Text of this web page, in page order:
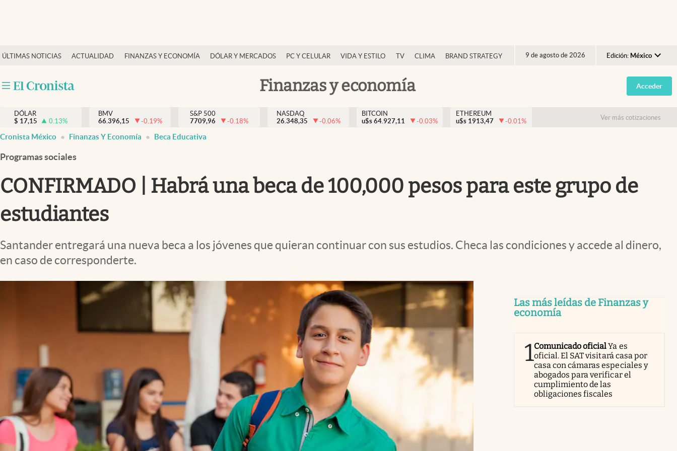
ÚLTIMAS NOTICIAS ACTUALIDAD FINANZAS Y ECONOMÍA DÓLAR Y MERCADOS PC Y CELULAR VIDA Y ESTILO TV CLIMA BRAND STRATEGY 9 de agosto de 2026 Edición: México
Argentina
España
USA
Finanzas y economía
Actualidad
Internacionales
Opinión
Brand Strategy
Vida y estilo
Tv
Espiritualidad
Acceder
DÓLAR
$ 17,15 0.13%
BMV
66.396,15
-0.19%
S&P 500
7709,96
-0.18%
NASDAQ
26.348,35
-0.06%
BITCOIN
u$s 64.927,11 -0.03%
ETHEREUM
u$s 1913,47 -0.01% Ver más cotizaciones
Cronista México Finanzas Y Economía Beca Educativa
Programas sociales
CONFIRMADO | Habrá una beca de 100,000 pesos para este grupo de
estudiantes
Santander entregará una nueva beca a los jóvenes que quieran continuar con sus estudios. Checa las condiciones y accede al dinero,
en caso de corresponderte.
Las más leídas de Finanzas y
economía
1Comunicado oficialYa es
oficial. El SAT visitará casa por
casa con cámaras especiales y
abogados para verificar el
cumplimiento de las
obligaciones fiscales